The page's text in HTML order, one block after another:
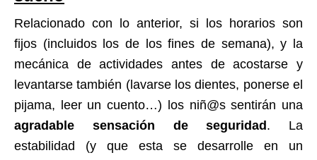
Relacionado con lo anterior, si los horarios son
fijos (incluidos los de los fines de semana), y la
mecánica de actividades antes de acostarse y
levantarse también (lavarse los dientes, ponerse el
pijama, leer un cuento…) los niñ@s sentirán una
agradable sensación de seguridad . La
estabilidad (y que esta se desarrolle en un